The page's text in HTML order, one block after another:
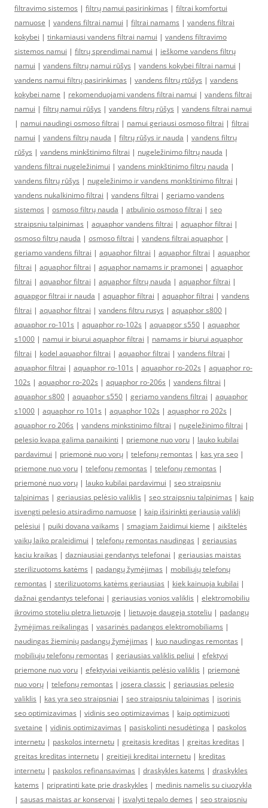
filtravimo sistemos | filtrų namui pasirinkimas | filtrai komfortui
namuose | vandens filtrai namui | filtrai namams | vandens filtrai
kokybei | tinkamiausi vandens filtrai namui | vandens filtravimo
sistemos namui | filtrų sprendimai namui | ieškome vandens filtrų
namui | vandens filtrų namui rūšys | vandens kokybei filtrai namui |
vandens namui filtrų pasirinkimas | vandens filtrų rtūšys | vandens
kokybei name | rekomenduojami vandens filtrai namui | vandens filtrai
namui | filtrų namui rūšys | vandens filtrų rūšys | vandens filtrai namui
| namui naudingi osmoso filtrai | namui geriausi osmoso filtrai | filtrai
namui | vandens filtrų nauda | filtrų rūšys ir nauda | vandens filtrų
rūšys | vandens minkštinimo filtrai | nugeležinimo filtrų nauda |
vandens filtrai nugeležinimui | vandens minkštinimo filtrų nauda |
vandens filtrų rūšys | nugeležinimo ir vandens monkštinimo filtrai |
vandens nukalkinimo filtrai | vandens filtrai | geriamo vandens
sistemos | osmoso filtrų nauda | atbulinio osmoso filtrai | seo
straipsniu talpinimas | aquaphor vandens filtrai | aquaphor filtrai |
osmoso filtrų nauda | osmoso filtrai | vandens filtrai aquaphor |
geriamo vandens filtrai | aquaphor filtrai | aquaphor filtrai | aquaphor
filtrai | aquaphor filtrai | aquaphor namams ir pramonei | aquaphor
filtrai | aquaphor filtrai | aquaphor filtrų nauda | aquaphor filtrai |
aquapgor filtrai ir nauda | aquaphor filtrai | aquaphor filtrai | vandens
filtrai | aquaphor filtrai | vandens filtru rusys | aquaphor s800 |
aquaphor ro-101s | aquaphor ro-102s | aquapgor s550 | aquaphor
s1000 | namui ir biurui aquaphor filtrai | namams ir biurui aquaphor
filtrai | kodel aquaphor filtrai | aquaphor filtrai | vandens filtrai |
aquaphor filtrai | aquaphor ro-101s | aquaphor ro-202s | aquaphor ro-
102s | aquaphor ro-202s | aquaphor ro-206s | vandens filtrai |
aquaphor s800 | aquaphor s550 | geriamo vandens filtrai | aquaphor
s1000 | aquaphor ro 101s | aquaphor 102s | aquaphor ro 202s |
aquaphor ro 206s | vandens minkstinimo filtrai | nugeležinimo filtrai |
pelesio kvapa galima panaikinti | priemone nuo voru | lauko kubilai
pardavimui | priemonė nuo vorų | telefonų remontas | kas yra seo |
priemone nuo voru | telefonų remontas | telefonų remontas |
priemonė nuo vorų | lauko kubilai pardavimui | seo straipsniu
talpinimas | geriausias pelėsio valiklis | seo straipsniu talpinimas | kaip
isvengti pelesio atsiradimo namuose | kaip išsirinkti geriausią valiklį
pelėsiui | puiki dovana vaikams | smagiam žaidimui kieme | aikštelės
vaikų laiko praleidimui | telefonų remontas naudingas | geriausias
kaciu kraikas | dazniausiai gendantys telefonai | geriausias maistas
sterilizuotoms katėms | padangų žymėjimas | mobiliųjų telefonų
remontas | sterilizuotoms katėms geriausias | kiek kainuoja kubilai |
dažnai gendantys telefonai | geriausias vonios valiklis | elektromobiliu
ikrovimo stoteliu pletra lietuvoje | lietuvoje daugeja stoteliu | padangų
žymėjimas reikalingas | vasarinės padangos elektromobiliams |
naudingas žieminių padangų žymėjimas | kuo naudingas remontas |
mobiliųjų telefonų remontas | geriausias valiklis peliui | efektyvi
priemone nuo voru | efektyviai veikiantis pelėsio valiklis | priemonė
nuo vorų | telefonų remontas | josera classic | geriausias pelesio
valiklis | kas yra seo straipsniai | seo straipsniu talpinimas | isorinis
seo optimizavimas | vidinis seo optimizavimas | kaip optimizuoti
svetaine | vidinis optimizavimas | pasiskolinti nesudėtinga | paskolos
internetu | paskolos internetu | greitasis kreditas | greitas kreditas |
greitas kreditas internetu | greitieji kreditai internetu | kreditas
internetu | paskolos refinansavimas | draskykles katems | draskykles
katems | pripratinti kate prie draskykles | medinis namelis su ciuozykla
| sausas maistas ar konservai | isvalyti tepalo demes | seo straipsniu